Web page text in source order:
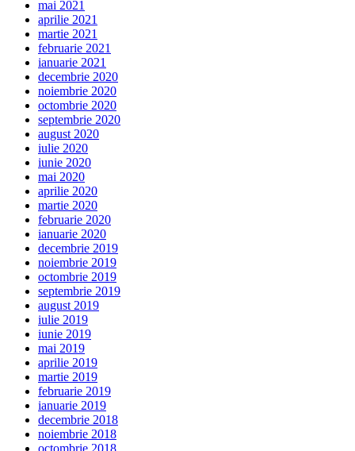
mai 2021
aprilie 2021
martie 2021
februarie 2021
ianuarie 2021
decembrie 2020
noiembrie 2020
octombrie 2020
septembrie 2020
august 2020
iulie 2020
iunie 2020
mai 2020
aprilie 2020
martie 2020
februarie 2020
ianuarie 2020
decembrie 2019
noiembrie 2019
octombrie 2019
septembrie 2019
august 2019
iulie 2019
iunie 2019
mai 2019
aprilie 2019
martie 2019
februarie 2019
ianuarie 2019
decembrie 2018
noiembrie 2018
octombrie 2018